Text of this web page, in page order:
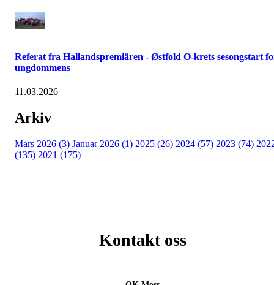
Referat fra Hallandspremiären - Østfold O-krets sesongstart
ungdommens
11.03.2026
Arkiv
Mars 2026 (3) Januar 2026 (1) 2025 (26) 2024 (57) 2023 (74)
(135) 2021 (175)
Kontakt oss